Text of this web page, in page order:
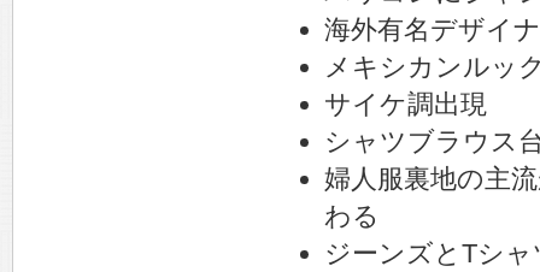
海外有名デザイ
メキシカンルッ
サイケ調出現
シャツブラウス
婦人服裏地の主
わる
ジーンズとTシ